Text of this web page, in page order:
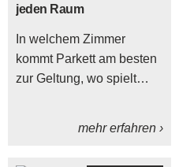
jeden Raum
In welchem Zimmer
kommt Parkett am besten
zur Geltung, wo spielt
mehr erfahren ›